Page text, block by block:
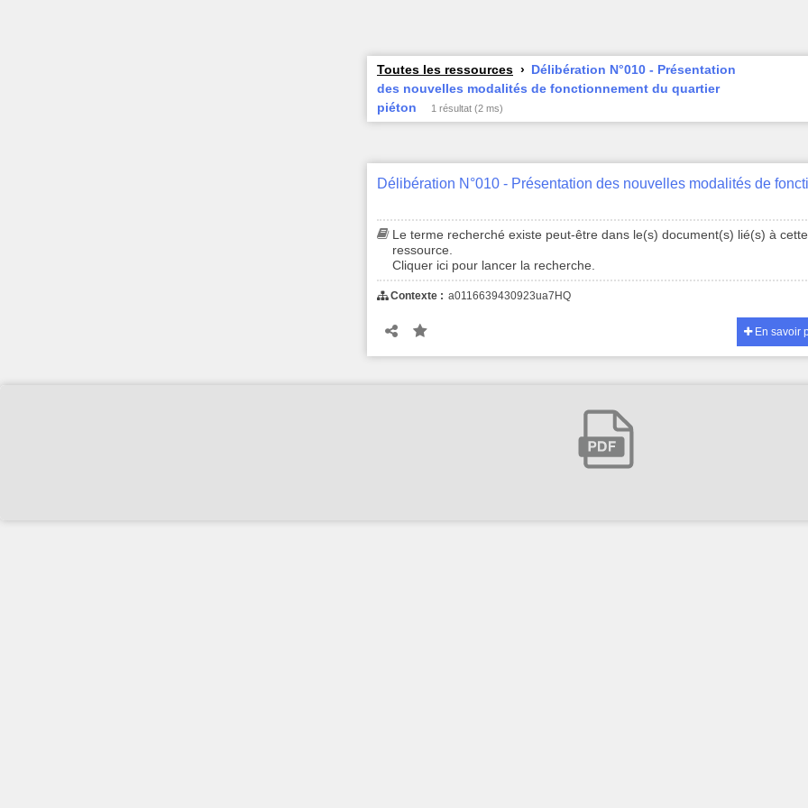
Toutes les ressources
Délibération N°010 - Présentation
des nouvelles modalités de fonctionnement du quartier
piéton
1 résultat (2 ms)
Le terme recherché existe peut-être dans le(s) document(s) lié(s) à cette
ressource.
Cliquer ici pour lancer la recherche.
Contexte : a0116639430923ua7HQ
En savoir